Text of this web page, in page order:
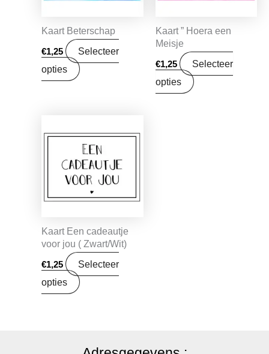
Kaart Beterschap
€1,25
Selecteer
opties
Kaart ” Hoera een
Meisje
€1,25
Selecteer
opties
Kaart Een cadeautje
voor jou ( Zwart/Wit)
€1,25
Selecteer
opties